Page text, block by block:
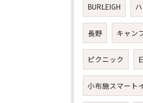
BURLEIGH
長野 キャン
ピクニック
小布施スマート
お気軽にお問い